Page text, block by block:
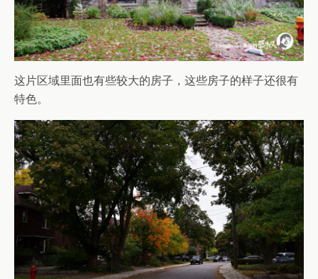
这片区域里面也有些较大的房子，这些房子的样子还很有
特色。